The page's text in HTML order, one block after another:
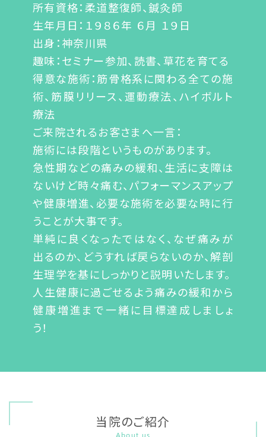
所有資格：柔道整復師、鍼灸師
生年月日：１９８６年 ６月 １９日
出身：神奈川県
趣味：セミナー参加、読書、草花を育てる
得意な施術：筋骨格系に関わる全ての施
術、筋膜リリース、運動療法、ハイボルト
療法
ご来院されるお客さまへ一言：
施術には段階というものがあります。
急性期などの痛みの緩和、生活に支障は
ないけど時々痛む、パフォーマンスアップ
や健康増進、必要な施術を必要な時に行
うことが大事です。
単純に良くなったではなく、なぜ痛みが
出るのか、どうすれば戻らないのか、解剖
生理学を基にしっかりと説明いたします。
人生健康に過ごせるよう痛みの緩和から
健康増進まで一緒に目標達成しましょ
う！
当院のご紹介
About us